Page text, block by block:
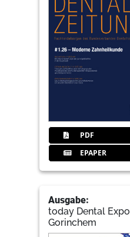
PDF
EPAPER
Ausgabe:
today Dental Expo
Gorinchem